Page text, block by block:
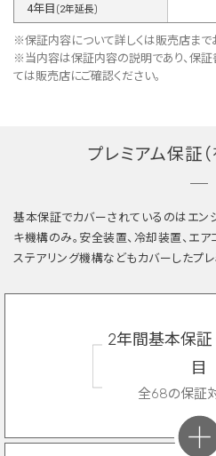
4年目 (2年延長)
※保証内容について詳しくは販売店まで
※当内容は保証内容の説明であり、保証
ては販売店にご確認ください。
プレミアム保証
基本保証でカバーされているのはエン
キ機構のみ。安全装置、冷却装置、エア
ステアリング機構などもカバーしたプレ
2年間基本保証
目
全68の保証